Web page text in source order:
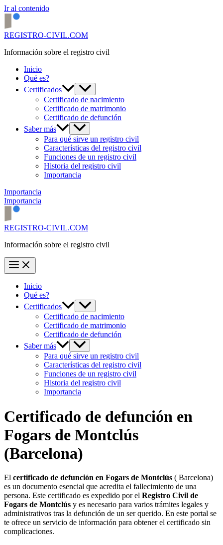
Ir al contenido
REGISTRO-CIVIL.COM
Información sobre el registro civil
Inicio
Qué es?
Certificados
Certificado de nacimiento
Certificado de matrimonio
Certificado de defunción
Saber más
Para qué sirve un registro civil
Características del registro civil
Funciones de un registro civil
Historia del registro civil
Importancia
Importancia
Importancia
REGISTRO-CIVIL.COM
Información sobre el registro civil
Inicio
Qué es?
Certificados
Certificado de nacimiento
Certificado de matrimonio
Certificado de defunción
Saber más
Para qué sirve un registro civil
Características del registro civil
Funciones de un registro civil
Historia del registro civil
Importancia
Certificado de defunción en
Fogars de Montclús
(Barcelona)
El certificado de defunción en Fogars de Montclús ( Barcelona)
es un documento esencial que acredita el fallecimiento de una
persona. Este certificado es expedido por el Registro Civil de
Fogars de Montclús y es necesario para varios trámites legales y
administrativos tras la defunción de un ser querido. En este portal se
te ofrece un servicio de información para obtener el certificado sin
complicaciones.